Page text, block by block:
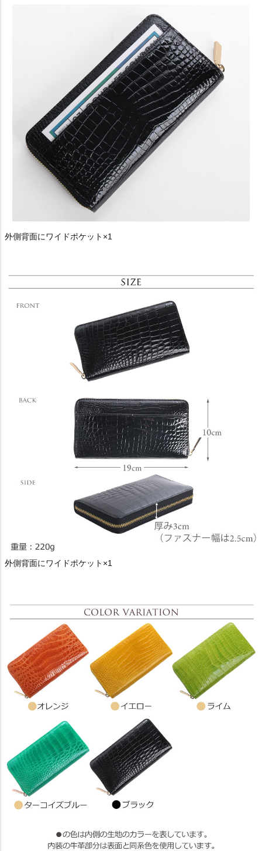
外側背面にワイドポケット×1
外側背面にワイドポケット×1